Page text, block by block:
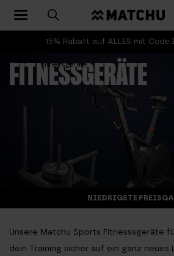
15% Rabatt auf ALLES mit Code
Toggle navigation
Home Fitnessgeräte
FITNESSGERÄTE
NIEDRIGSTE
Unsere Matchu Sports Fitnesssgeräte
dein Training sicher auf ein ganz neues